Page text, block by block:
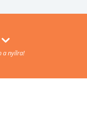
a nyílra!